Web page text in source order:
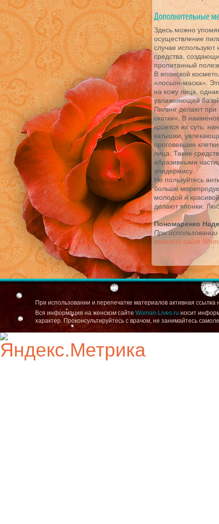
Здесь можно
осуществление
случае
средства,
пропитанный
В японской
«лосьон-маска».
на кожу лица,
увлажняющей
Пилинг делают
скатки». В
кроется их суть:
катышки,
ороговевшие
лица. Такие
абразивными
эпидермису.
Не пользуйтесь
больше
молодой и
делают японки.
Пономаренко
При
женский сайт
При использовании и перепечатке материалов активная ссылка
Вся информация на женском сайте Woman-Lives.ru носит
характер. Проконсультируйтесь с врачом, не занимайтесь